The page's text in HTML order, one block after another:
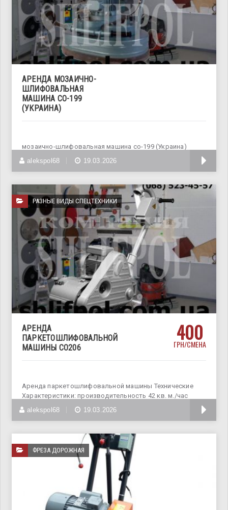
АРЕНДА МОЗАИЧНО-
ШЛИФОВАЛЬНАЯ
МАШИНА СО-199
(УКРАИНА)
мозаично-шлифовальная машина со-199 (Украина)
мозаично шлифовальная машина co 199 предназначена
alekspol68 19.03.2026
РАЗНЫЕ ВИДЫ СПЕЦТЕХНИКИ
АРЕНДА
ПАРКЕТОШЛИФОВАЛЬНОЙ
МАШИНЫ СО206
400
ГРН/СМЕНА
Аренда паркетошлифовальной машины Технические
Характеристики: производительность 42 кв. м./час
ширина
alekspol68 19.03.2026
ФРЕЗА ДОРОЖНАЯ